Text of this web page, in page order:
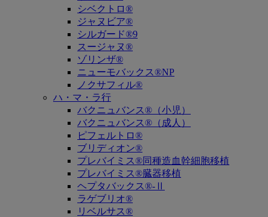
シベクトロ®
ジャヌビア®
シルガード®9
スージャヌ®
ゾリンザ®
ニューモバックス®NP
ノクサフィル®
ハ・マ・ラ行
バクニュバンス®（小児）
バクニュバンス®（成人）
ピフェルトロ®
ブリディオン®
プレバイミス®同種造血幹細胞移植
プレバイミス®臓器移植
ヘプタバックス®-Ⅱ
ラゲブリオ®
リベルサス®